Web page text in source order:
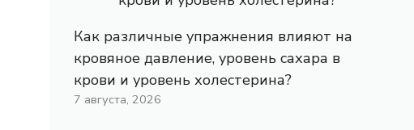
Как различные упражнения влияют на
кровяное давление, уровень сахара в
крови и уровень холестерина?
7 августа, 2026